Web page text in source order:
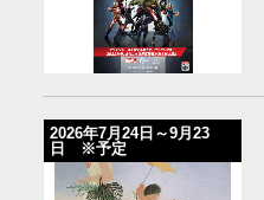
2026年7月24日～9月23
日 ※予定